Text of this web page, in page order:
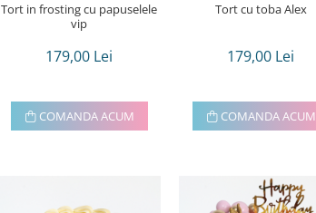
Tort in frosting cu papuselele
vip
179,00 Lei
COMANDA ACUM
Tort cu toba Alex
179,00 Lei
COMANDA ACUM